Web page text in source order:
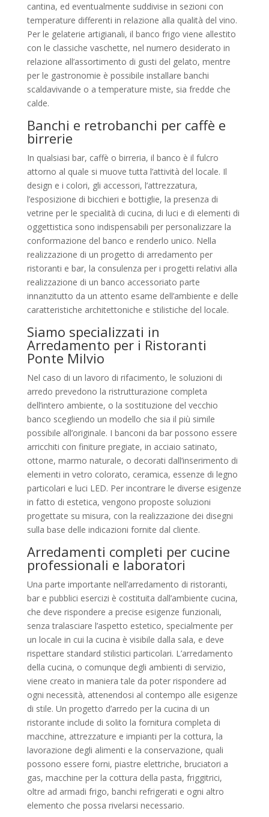
cantina, ed eventualmente suddivise in sezioni con
temperature differenti in relazione alla qualità del vino.
Per le gelaterie artigianali, il banco frigo viene allestito
con le classiche vaschette, nel numero desiderato in
relazione all’assortimento di gusti del gelato, mentre
per le gastronomie è possibile installare banchi
scaldavivande o a temperature miste, sia fredde che
calde.
Banchi e retrobanchi per caffè e
birrerie
In qualsiasi bar, caffè o birreria, il banco è il fulcro
attorno al quale si muove tutta l’attività del locale. Il
design e i colori, gli accessori, l’attrezzatura,
l’esposizione di bicchieri e bottiglie, la presenza di
vetrine per le specialità di cucina, di luci e di elementi di
oggettistica sono indispensabili per personalizzare la
conformazione del banco e renderlo unico. Nella
realizzazione di un progetto di arredamento per
ristoranti e bar, la consulenza per i progetti relativi alla
realizzazione di un banco accessoriato parte
innanzitutto da un attento esame dell’ambiente e delle
caratteristiche architettoniche e stilistiche del locale.
Siamo specializzati in
Arredamento per i Ristoranti
Ponte Milvio
Nel caso di un lavoro di rifacimento, le soluzioni di
arredo prevedono la ristrutturazione completa
dell’intero ambiente, o la sostituzione del vecchio
banco scegliendo un modello che sia il più simile
possibile all’originale. I banconi da bar possono essere
arricchiti con finiture pregiate, in acciaio satinato,
ottone, marmo naturale, o decorati dall’inserimento di
elementi in vetro colorato, ceramica, essenze di legno
particolari e luci LED. Per incontrare le diverse esigenze
in fatto di estetica, vengono proposte soluzioni
progettate su misura, con la realizzazione dei disegni
sulla base delle indicazioni fornite dal cliente.
Arredamenti completi per cucine
professionali e laboratori
Una parte importante nell’arredamento di ristoranti,
bar e pubblici esercizi è costituita dall’ambiente cucina,
che deve rispondere a precise esigenze funzionali,
senza tralasciare l’aspetto estetico, specialmente per
un locale in cui la cucina è visibile dalla sala, e deve
rispettare standard stilistici particolari. L’arredamento
della cucina, o comunque degli ambienti di servizio,
viene creato in maniera tale da poter rispondere ad
ogni necessità, attenendosi al contempo alle esigenze
di stile. Un progetto d’arredo per la cucina di un
ristorante include di solito la fornitura completa di
macchine, attrezzature e impianti per la cottura, la
lavorazione degli alimenti e la conservazione, quali
possono essere forni, piastre elettriche, bruciatori a
gas, macchine per la cottura della pasta, friggitrici,
oltre ad armadi frigo, banchi refrigerati e ogni altro
elemento che possa rivelarsi necessario.